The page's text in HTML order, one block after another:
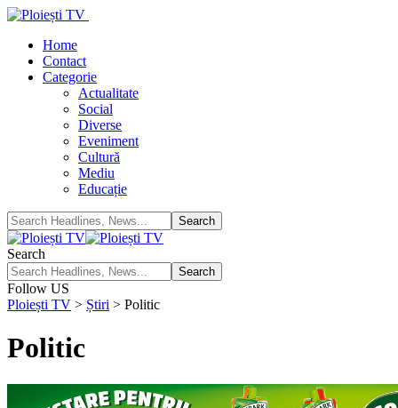
Home
Contact
Categorie
Actualitate
Social
Diverse
Eveniment
Cultură
Mediu
Educație
Search
Follow US
Ploiești TV > Știri > Politic
Politic